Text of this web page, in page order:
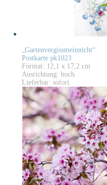
„Gartenvergissmeinnicht“
Postkarte pk1023
Format: 12,1 x 17,2 cm
Ausrichtung: hoch
Lieferbar: sofort